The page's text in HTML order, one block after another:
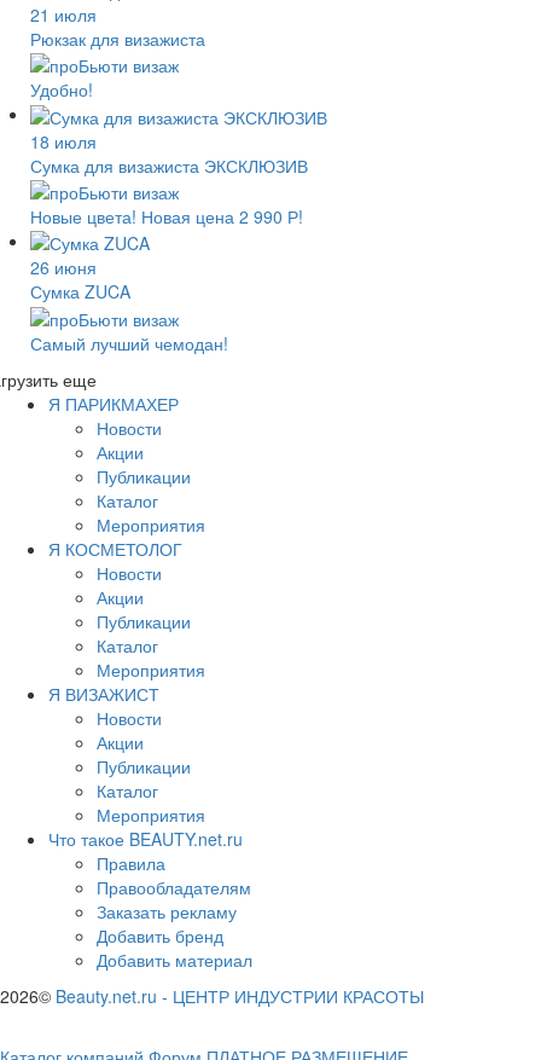
21 июля
Рюкзак для визажиста
Удобно!
18 июля
Сумка для визажиста ЭКСКЛЮЗИВ
Новые цвета! Новая цена 2 990 Р!
26 июня
Сумка ZUCA
Самый лучший чемодан!
еще
Я ПАРИКМАХЕР
Новости
Акции
Публикации
Каталог
Мероприятия
Я КОСМЕТОЛОГ
Новости
Акции
Публикации
Каталог
Мероприятия
Я ВИЗАЖИСТ
Новости
Акции
Публикации
Каталог
Мероприятия
Что такое BEAUTY.net.ru
Правила
Правообладателям
Заказать рекламу
Добавить бренд
Добавить материал
2026© Beauty.net.ru - ЦЕНТР ИНДУСТРИИ КРАСОТЫ